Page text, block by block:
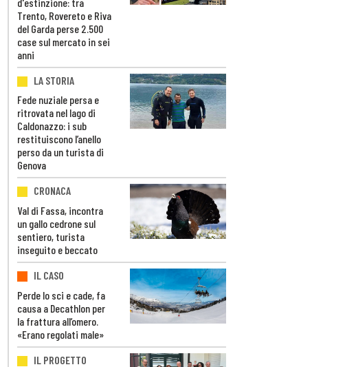
Trento, Rovereto e Riva
del Garda perse 2.500
case sul mercato in sei
anni
LA STORIA
Fede nuziale persa e
ritrovata nel lago di
Caldonazzo: i sub
restituiscono l’anello
perso da un turista di
Genova
CRONACA
Val di Fassa, incontra
un gallo cedrone sul
sentiero, turista
inseguito e beccato
IL CASO
Perde lo sci e cade, fa
causa a Decathlon per
la frattura all’omero.
«Erano regolati male»
IL PROGETTO